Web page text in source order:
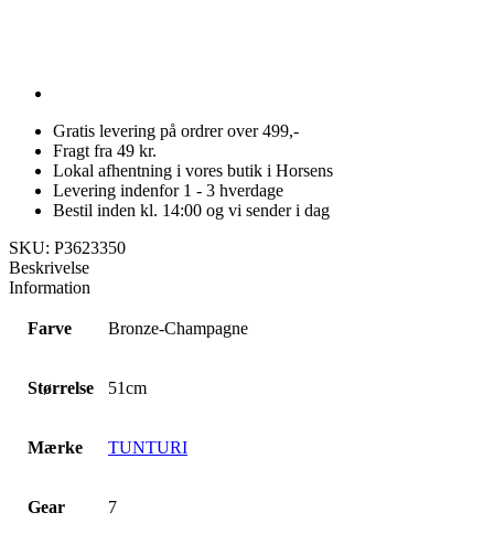
Gratis levering på ordrer over 499,-
Fragt fra 49 kr.
Lokal afhentning i vores butik i Horsens
Levering indenfor 1 - 3 hverdage
Bestil inden kl. 14:00 og vi sender i dag
SKU: P3623350
Beskrivelse
Information
Farve Bronze-Champagne
Størrelse 51cm
Mærke TUNTURI
Gear 7